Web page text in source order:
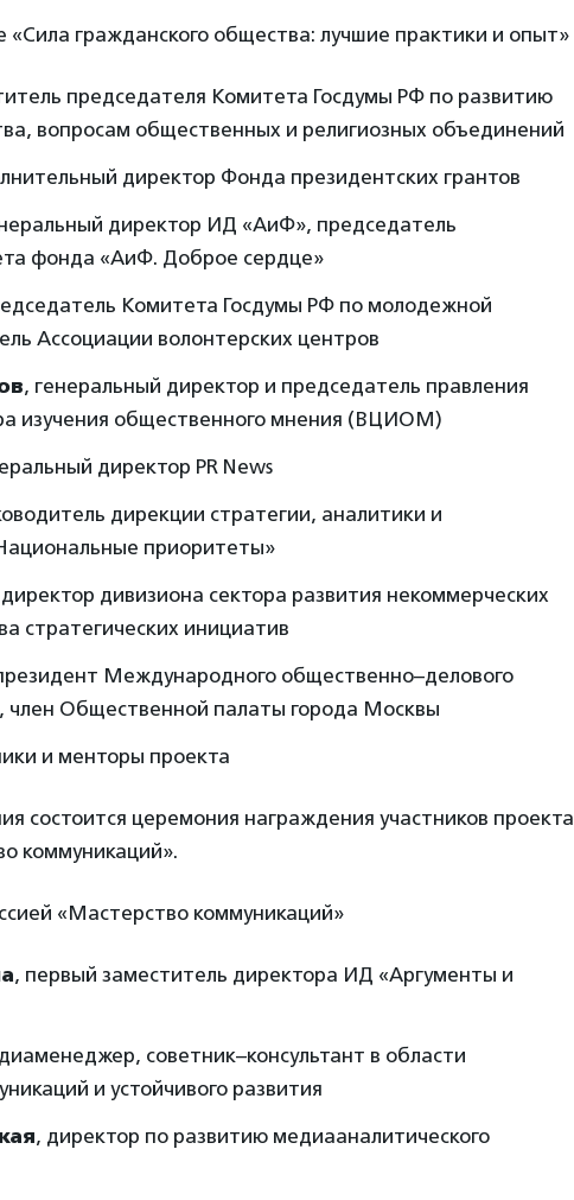
«Сила гражданского общества: лучшие практики и опыт»
председателя Комитета Госдумы РФ по развитию
вопросам общественных и религиозных объединений
директор Фонда президентских грантов
директор ИД «АиФ», председатель
фонда «АиФ. Доброе сердце»
Комитета Госдумы РФ по молодежной
Ассоциации волонтерских центров
, генеральный директор и председатель правления
изучения общественного мнения (ВЦИОМ)
директор PR News
дирекции стратегии, аналитики и
приоритеты»
дивизиона сектора развития некоммерческих
стратегических инициатив
Международного общественно–делового
Общественной палаты города Москвы
и менторы проекта
состоится церемония награждения участников проекта
коммуникаций».
«Мастерство коммуникаций»
, первый заместитель директора ИД «Аргументы и
советник–консультант в области
и устойчивого развития
, директор по развитию медиааналитического